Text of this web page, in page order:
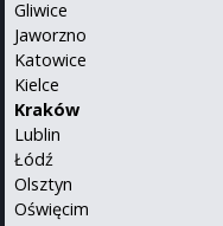
Gliwice
Jaworzno
Katowice
Kielce
Kraków
Lublin
Łódź
Olsztyn
Oświęcim